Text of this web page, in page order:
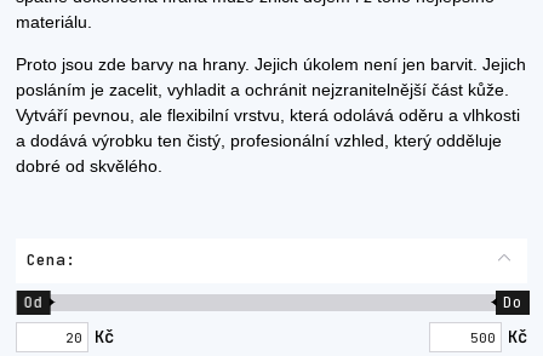
materiálu.
Proto jsou zde barvy na hrany. Jejich úkolem není jen barvit. Jejich
posláním je zacelit, vyhladit a ochránit nejzranitelnější část kůže.
Vytváří pevnou, ale flexibilní vrstvu, která odolává oděru a vlhkosti
a dodává výrobku ten čistý, profesionální vzhled, který odděluje
dobré od skvělého.
Cena:
Kč
Od Do
Kč